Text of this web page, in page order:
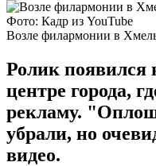
Фото: Кадр из YouTube
Возле филармонии в
Ролик появился
центре города,
рекламу.
убрали, но
видео.